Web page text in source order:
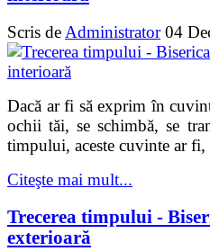
Scris de Administrator 04
Dacă ar fi să exprim în
ochii tăi, se schimbă, se
timpului, aceste cuvinte ar
Citeşte mai mult...
Trecerea timpului -
exterioară